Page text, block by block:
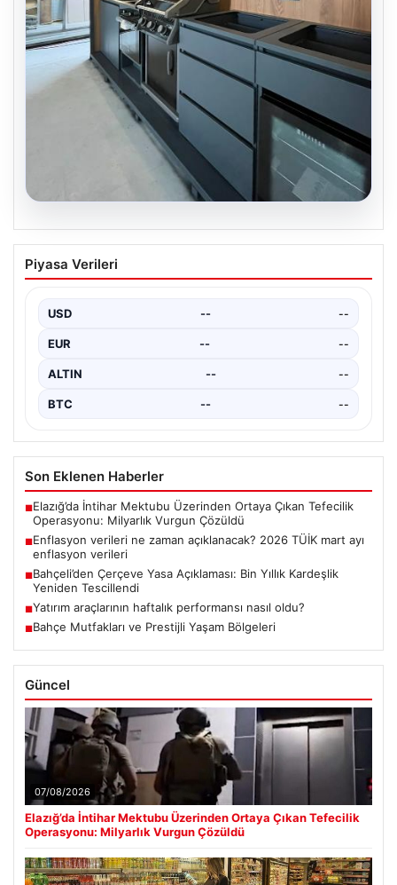
04.08.2026
Bahçe Mutfakları ve Prestijli Yaşam
Bölgeleri
göstermektedir. Özellikle de lüks villalarda ikamet
eden…
Piyasa Verileri
USD -- --
EUR -- --
ALTIN -- --
BTC -- --
Son Eklenen Haberler
■Elazığ’da İntihar Mektubu Üzerinden Ortaya Çıkan Tefecilik
Operasyonu: Milyarlık Vurgun Çözüldü
■Enflasyon verileri ne zaman açıklanacak? 2026 TÜİK mart ayı
enflasyon verileri
■Bahçeli’den Çerçeve Yasa Açıklaması: Bin Yıllık Kardeşlik
Yeniden Tescillendi
■Yatırım araçlarının haftalık performansı nasıl oldu?
■Bahçe Mutfakları ve Prestijli Yaşam Bölgeleri
Güncel
07/08/2026
Elazığ’da İntihar Mektubu Üzerinden Ortaya Çıkan Tefecilik
Operasyonu: Milyarlık Vurgun Çözüldü